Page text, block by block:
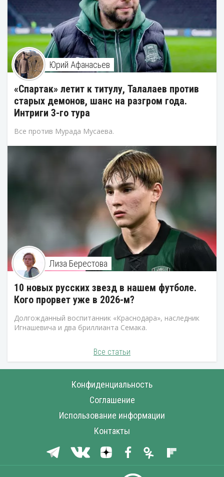
Юрий Афанасьев
«Спартак» летит к титулу, Талалаев против
старых демонов, шанс на разгром года.
Интриги 3-го тура
Все против Мурада Мусаева.
Лиза Берестова
10 новых русских звезд в нашем футболе.
Кого прорвет уже в 2026-м?
Долгожданный воспитанник «Краснодара», наследник
Игнашевича и два бриллианта Семака.
Все статьи
Конфиденциальность
Соглашение
Использование информации
Контакты